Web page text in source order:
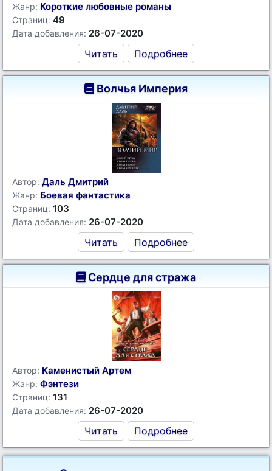
Жанр: Короткие любовные романы
Страниц: 49
Дата добавления: 26-07-2020
Читать Подробнее
Волчья Империя
Автор: Даль Дмитрий
Жанр: Боевая фантастика
Страниц: 103
Дата добавления: 26-07-2020
Читать Подробнее
Сердце для стража
Автор: Каменистый Артем
Жанр: Фэнтези
Страниц: 131
Дата добавления: 26-07-2020
Читать Подробнее